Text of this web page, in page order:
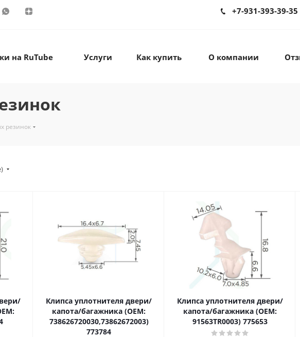
+7-931-393-39-35
на RuTube Услуги Как купить О компании
резинок
Клипса уплотнителя двери/
капота/багажника (OEM:
738626720030,73862672003)
773784
Клипса уплотнителя двери/
капота/багажника (OEM:
91563TR0003) 775653